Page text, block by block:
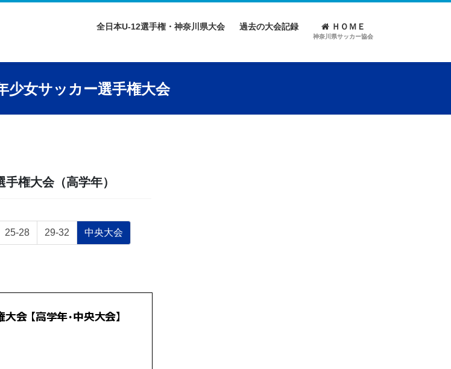
全日本U-12選手権・神奈川県大会 過去の大会記録 ＨＯＭＥ
神奈川県サッカー協会
少女サッカー選手権大会
権大会（高学年）
固
定
ジ
25-28
固
定
ジ
29-32
固
定
ジ
中央大会